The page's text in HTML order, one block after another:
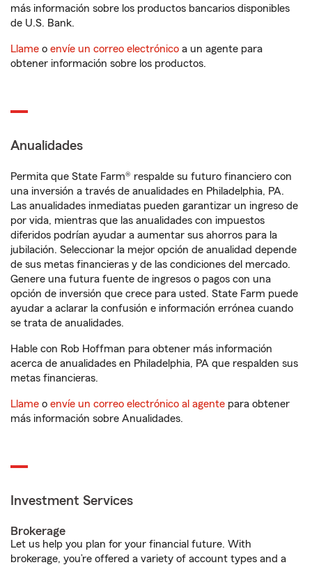
más información sobre los productos bancarios disponibles
de U.S. Bank.
Llame o envíe un correo electrónico a un agente para
obtener información sobre los productos.
Anualidades
Permita que State Farm® respalde su futuro financiero con
una inversión a través de anualidades en Philadelphia, PA.
Las anualidades inmediatas pueden garantizar un ingreso de
por vida, mientras que las anualidades con impuestos
diferidos podrían ayudar a aumentar sus ahorros para la
jubilación. Seleccionar la mejor opción de anualidad depende
de sus metas financieras y de las condiciones del mercado.
Genere una futura fuente de ingresos o pagos con una
opción de inversión que crece para usted. State Farm puede
ayudar a aclarar la confusión e información errónea cuando
se trata de anualidades.
Hable con Rob Hoffman para obtener más información
acerca de anualidades en Philadelphia, PA que respalden sus
metas financieras.
Llame o envíe un correo electrónico al agente para obtener
más información sobre Anualidades.
Investment Services
Brokerage
Let us help you plan for your financial future. With
brokerage, you’re offered a variety of account types and a